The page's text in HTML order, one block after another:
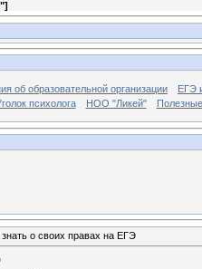
]
об образовательной организации
ЕГЭ
психолога
НОО "Ликей"
о своих правах на ЕГЭ